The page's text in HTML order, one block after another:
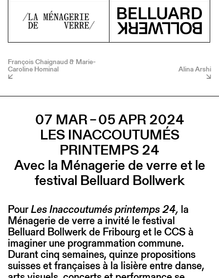
François Chaignaud & Marie-
Caroline Hominal Alina Arshi
07 MAR – 05 APR 2024
LES INACCOUTUMÉS
PRINTEMPS 24
Avec la Ménagerie de verre et le
festival Belluard Bollwerk
PourLes Inaccoutumés printemps 24, la
Ménagerie de verre a invité le festival
Belluard Bollwerk de Fribourg et le CCS à
imaginer une programmation commune.
Durant cinq semaines, quinze propositions
suisses et françaises à la lisière entre danse,